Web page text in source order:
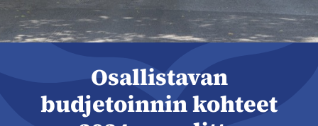
Osallistavan
budjetoinnin kohteet